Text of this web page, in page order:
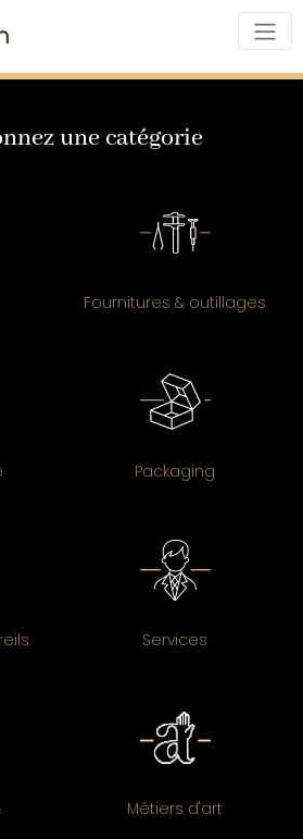
une catégorie
Fournitures & outillages
Packaging
Services
Métiers d'art